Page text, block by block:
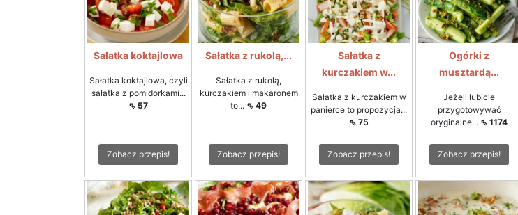
Sałatka koktajlowa
Sałatka koktajlowa, czyli
sałatka z pomidorkami...
⇖ 57
Zobacz przepis!
Sałatka z rukolą,...
Sałatka z rukolą,
kurczakiem i makaronem
to... ⇖ 49
Zobacz przepis!
Sałatka z
kurczakiem w...
Sałatka z kurczakiem w
panierce to propozycja...
⇖ 75
Zobacz przepis!
Ogórki z
musztardą...
Jeżeli lubicie
przygotowywać
oryginalne... ⇖ 1174
Zobacz przepis!